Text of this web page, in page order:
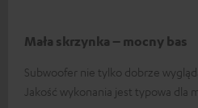
Mała skrzynka – mocny bas
Subwoofer nie tylko dobrze
Jakość wykonania jest typowa dla